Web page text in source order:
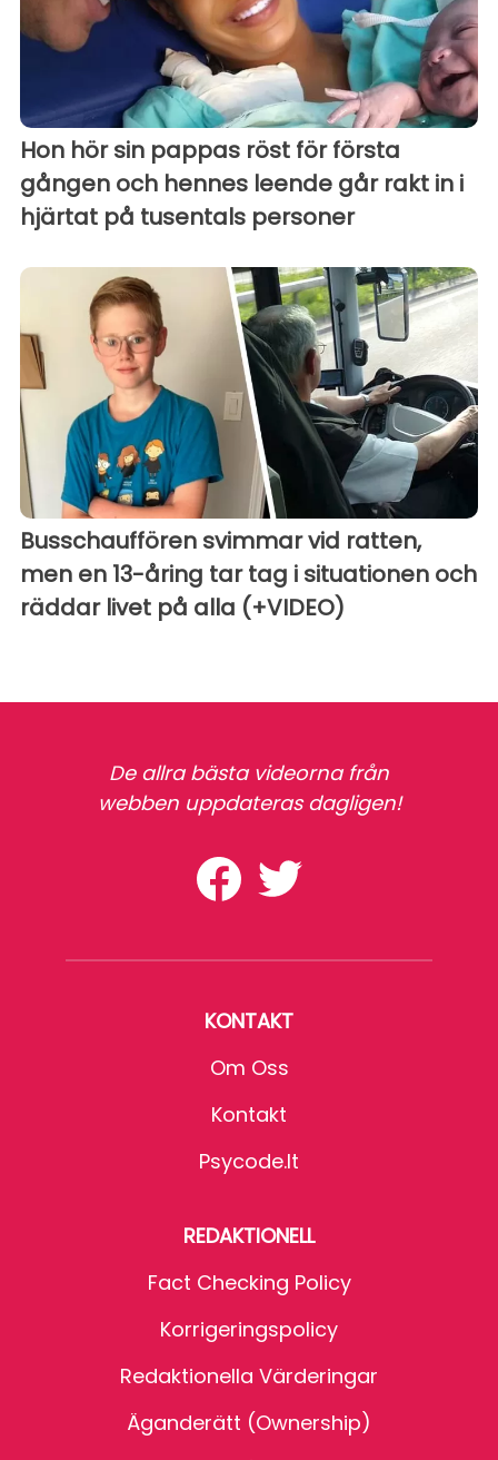
Hon hör sin pappas röst för första
gången och hennes leende går rakt in i
hjärtat på tusentals personer
Busschauffören svimmar vid ratten,
men en 13-åring tar tag i situationen och
räddar livet på alla (+VIDEO)
De allra bästa videorna från
webben uppdateras dagligen!
KONTAKT
Om Oss
Kontakt
Psycode.it
REDAKTIONELL
Fact Checking Policy
Korrigeringspolicy
Redaktionella Värderingar
Äganderätt (Ownership)